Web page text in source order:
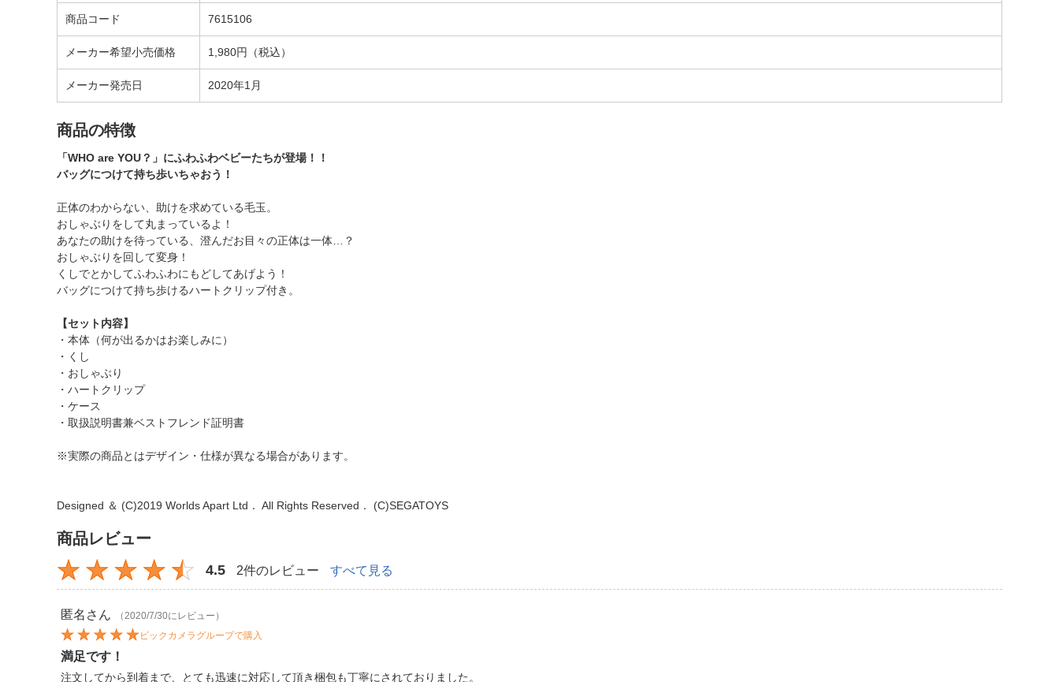
商品コード 7615106
メーカー希望小売価格 1,980円（税込）
メーカー発売日 2020年1月
商品の特徴
「WHO are YOU？」にふわふわベビーたちが登場！！
バッグにつけて持ち歩いちゃおう！
正体のわからない、助けを求めている毛玉。
おしゃぶりをして丸まっているよ！
あなたの助けを待っている、澄んだお目々の正体は一体…？
おしゃぶりを回して変身！
くしでとかしてふわふわにもどしてあげよう！
バッグにつけて持ち歩けるハートクリップ付き。
【セット内容】
・本体（何が出るかはお楽しみに）
・くし
・おしゃぶり
・ハートクリップ
・ケース
・取扱説明書兼ベストフレンド証明書
※実際の商品とはデザイン・仕様が異なる場合があります。
Designed ＆ (C)2019 Worlds Apart Ltd． All Rights Reserved． (C)SEGATOYS
商品レビュー
4.5 2件のレビュー すべて見る
匿名 さん
（2020/7/30にレビュー）
ビックカメラグループで購入
満足です！
注文してから到着まで、とても迅速に対応して頂き梱包も丁寧にされておりました。